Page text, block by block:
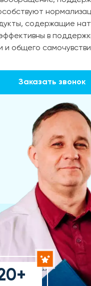
содержащие
в
и общего
Заказать звонок